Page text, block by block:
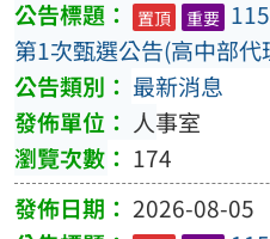
置頂 重要
第1次甄選公告(高中部代
最新消息
人事室
174
2026-08-05